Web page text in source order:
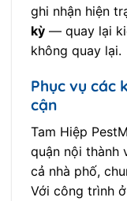
ghi nhận hiện
kỳ — quay lại
không quay lại.
Phục vụ các
cận
Tam Hiệp
quận nội thành
cả nhà phố,
Với công trình